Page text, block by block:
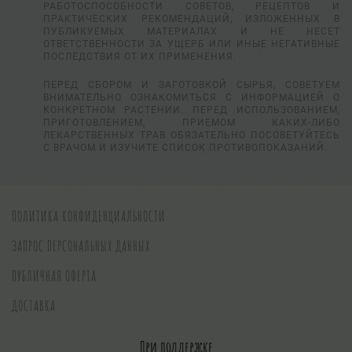
РАБОТОСПОСОБНОСТИ СОВЕТОВ, РЕЦЕПТОВ И
ПРАКТИЧЕСКИХ РЕКОМЕНДАЦИЙ, ИЗЛОЖЕННЫХ В
ПУБЛИКУЕМЫХ МАТЕРИАЛАХ И НЕ НЕСЕТ
ОТВЕТСТВЕННОСТИ ЗА УЩЕРБ ИЛИ ИНЫЕ НЕГАТИВНЫЕ
ПОСЛЕДСТВИЯ ОТ ИХ ПРИМЕНЕНИЯ.
ПЕРЕД СБОРОМ И ЗАГОТОВКОЙ СЫРЬЯ, СОВЕТУЕМ
ВНИМАТЕЛЬНО ОЗНАКОМИТЬСЯ С ИНФОРМАЦИЕЙ О
КОНКРЕТНОМ РАСТЕНИИ. ПЕРЕД ИСПОЛЬЗОВАНИЕМ,
ПРИГОТОВЛЕНИЕМ, ПРИЕМОМ КАКИХ-ЛИБО
ЛЕКАРСТВЕННЫХ ТРАВ ОБЯЗАТЕЛЬНО ПОСОВЕТУЙТЕСЬ
С ВРАЧОМ И ИЗУЧИТЕ СПИСОК ПРОТИВОПОКАЗАНИЙ.
ПОЛИТИКА КОНФИДЕНЦИАЛЬНОСТИ
ЗАПРОС ПЕРСОНАЛЬНЫХ ДАННЫХ
ПУБЛИЧНАЯ ОФЕРТА
ДОСТАВКА
При поддержке